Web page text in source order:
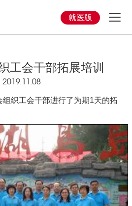
就医版
工会干部拓展培训
2019.11.08
织工会干部进行了为期1天的拓